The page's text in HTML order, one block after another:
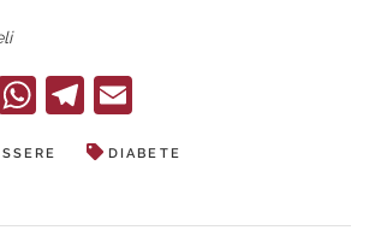
WhatsApp
Telegram
DIABETE